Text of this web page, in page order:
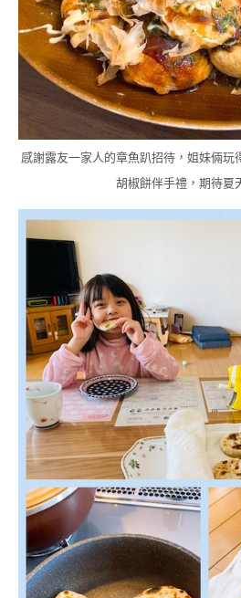
感謝露友一家人的章魚趴招待，姐妹倆玩
胡椒餅伴手禮，期待夏